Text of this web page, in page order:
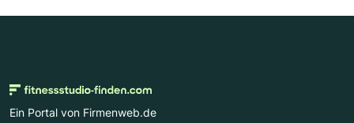
Ein Portal von Firmenweb.de